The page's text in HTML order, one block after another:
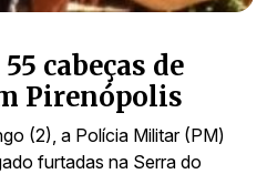
cabeças de
Pirenópolis
(2), a Polícia Militar (PM)
furtadas na Serra do